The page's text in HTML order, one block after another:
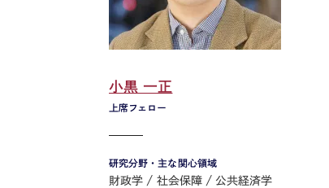
上席フェロー
小黒 一正
研究分野・主な関心領域
財政学 社会保障
公共経済学